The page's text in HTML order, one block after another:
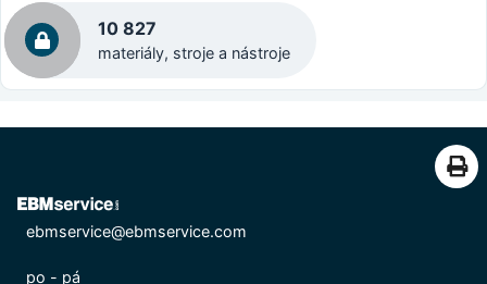
10 827
materiály, stroje a nástroje
ebmservice@ebmservice.com
po - pá